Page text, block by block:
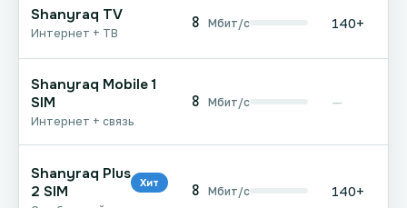
Shanyraq TV
Интернет + ТВ
8 Мбит/с 140+
Shanyraq Mobile 1
SIM
Интернет + связь
8 Мбит/с —
Shanyraq Plus
2 SIM
Хит 8 Мбит/с 140+